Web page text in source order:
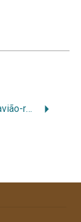
Osso de gavião-real